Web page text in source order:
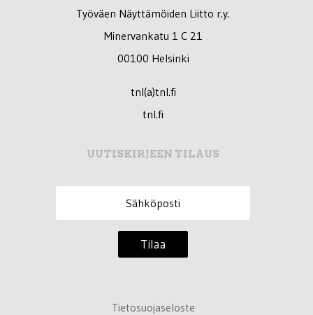
Työväen Näyttämöiden Liitto r.y.
Minervankatu 1 C 21
00100 Helsinki
tnl(a)tnl.fi
tnl.fi
UUTISKIRJEEN TILAUS
Tilaa
Tietosuojaseloste